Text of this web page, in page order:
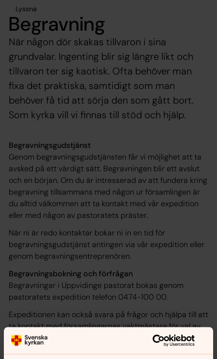
Lyssna
Begravning
När någon dör skakas tillvaron i sina
grundvalar. Ingenting blir sig längre likt och
tillvaron ter sig kaotisk. Ofta behöver man
fixa det praktiska, samtidigt som man
behöver få tid att sörja den som gått bort.
Som kyrka vill vi finnas till stöd och hjälp.
Begravningsgudstjänst
Genom begravningsgudstjänsten får vi möjlighet att ta
avsked på ett värdigt sätt. Begravningen blir ett avslut
och en början. Om du är intresserad av att fundera kring
begravning tillsammans med någon ur församlingen är
du alltid välkommen att ta kontakt med vår expedition
eller med någon av pastoratets präster.
När ni är redo kontaktar bokar ni in en tid för
begravningsgudstjänst antingen via vår expedition eller
genom begravningsentreprenören.
Begravningsbokning och förfrågan
Begravningar i Uppvidinge pastorat bokas genom
pastoratets expedition telefon 0474-100 00.
Expeditionen kan också svara på frågor och hjälpa till att
ta kontakt med församlingarnas vaktmästare för val av
gravplats m.m.
Välkommen också med dina frågor.